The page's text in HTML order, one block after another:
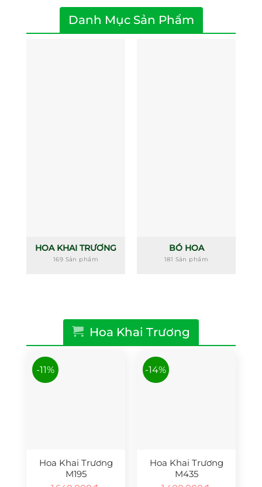
Danh Mục Sản Phẩm
HOA KHAI TRƯƠNG
169 Sản phẩm
BÓ HOA
181 Sản phẩm
Hoa Khai Trương
-11%
Hoa Khai Trương
M195
-14%
Hoa Khai Trương
M435